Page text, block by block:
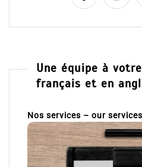
Une équipe à
français et en
Nos services – our